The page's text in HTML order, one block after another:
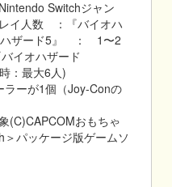
Switchジャン
イ人数 ：『バイオハ
ザード5』 ： 1〜2
イオハザード
：最大6人)
ーが1個（Joy-Conの
おもちゃ
パッケージ版ゲームソ